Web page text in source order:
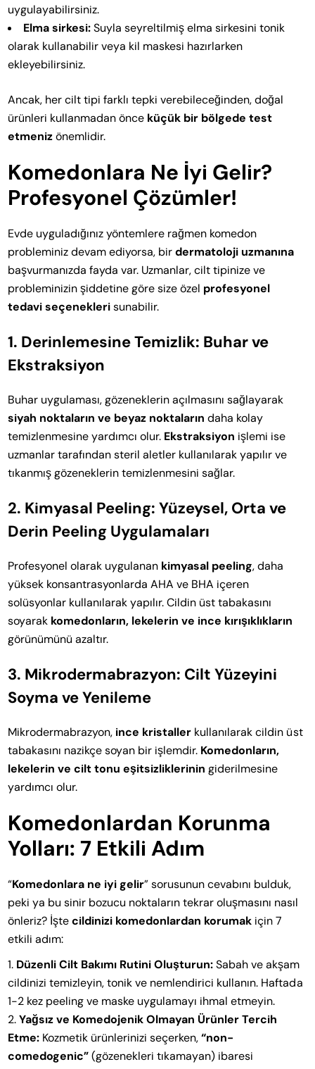
uygulayabilirsiniz.
Elma sirkesi:Suyla seyreltilmiş elma sirkesini tonik
olarak kullanabilir veya kil maskesi hazırlarken
ekleyebilirsiniz.
Ancak, her cilt tipi farklı tepki verebileceğinden, doğal
ürünleri kullanmadan önce küçük bir bölgede test
etmenizönemlidir.
Komedonlara Ne İyi Gelir?
Profesyonel Çözümler!
Evde uyguladığınız yöntemlere rağmen komedon
probleminiz devam ediyorsa, birdermatoloji uzmanına
başvurmanızda fayda var. Uzmanlar, cilt tipinize ve
probleminizin şiddetine göre size özel profesyonel
tedavi seçeneklerisunabilir.
1. Derinlemesine Temizlik: Buhar ve
Ekstraksiyon
Buhar uygulaması, gözeneklerin açılmasını sağlayarak
siyah noktaların ve beyaz noktaların daha kolay
temizlenmesine yardımcı olur. Ekstraksiyon işlemi ise
uzmanlar tarafından steril aletler kullanılarak yapılır ve
tıkanmış gözeneklerin temizlenmesini sağlar.
2. Kimyasal Peeling: Yüzeysel, Orta ve
Derin Peeling Uygulamaları
Profesyonel olarak uygulanan kimyasal peeling, daha
yüksek konsantrasyonlarda AHA ve BHA içeren
solüsyonlar kullanılarak yapılır. Cildin üst tabakasını
soyarak komedonların, lekelerin ve ince kırışıklıkların
görünümünü azaltır.
3. Mikrodermabrazyon: Cilt Yüzeyini
Soyma ve Yenileme
Mikrodermabrazyon, ince kristaller kullanılarak cildin üst
tabakasını nazikçe soyan bir işlemdir. Komedonların,
lekelerin ve cilt tonu eşitsizliklerinin giderilmesine
yardımcı olur.
Komedonlardan Korunma
Yolları: 7 Etkili Adım
“Komedonlara ne iyi gelir” sorusunun cevabını bulduk,
peki ya bu sinir bozucu noktaların tekrar oluşmasını nasıl
önleriz? İştecildinizi komedonlardan korumak için 7
etkili adım:
Düzenli Cilt Bakımı Rutini Oluşturun:Sabah ve akşam
cildinizi temizleyin, tonik ve nemlendirici kullanın. Haftada
1-2 kez peeling ve maske uygulamayı ihmal etmeyin.
Yağsız ve Komedojenik Olmayan Ürünler Tercih
Etme: Kozmetik ürünlerinizi seçerken,“non-
comedogenic”(gözenekleri tıkamayan) ibaresi